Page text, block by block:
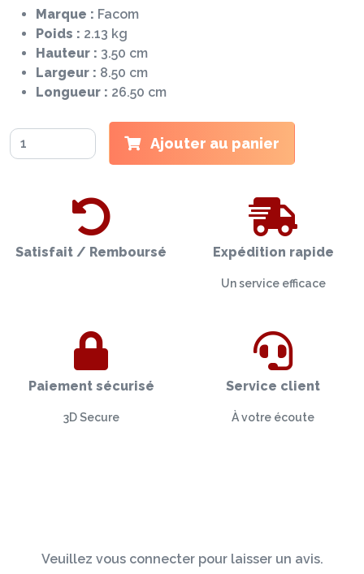
Marque : Facom
Poids : 2.13 kg
Hauteur : 3.50 cm
Largeur : 8.50 cm
Longueur : 26.50 cm
Ajouter au panier
Satisfait / Remboursé Expédition rapide
Un service efficace
Paiement sécurisé
3D Secure
Service client
À votre écoute
Veuillez vous connecter pour laisser un avis.